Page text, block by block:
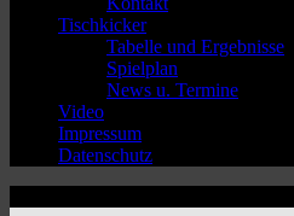
Tischkicker
Tabelle und Ergebnisse
Spielplan
News u. Termine
Video
Impressum
Datenschutz